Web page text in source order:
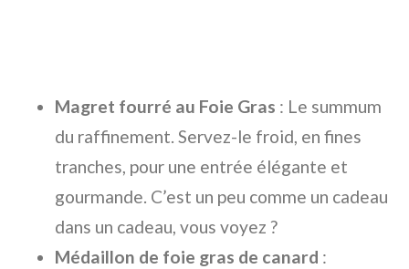
Magret fourré au Foie Gras : Le summum
du raffinement. Servez-le froid, en fines
tranches, pour une entrée élégante et
gourmande. C’est un peu comme un cadeau
dans un cadeau, vous voyez ?
Médaillon de foie gras de canard :